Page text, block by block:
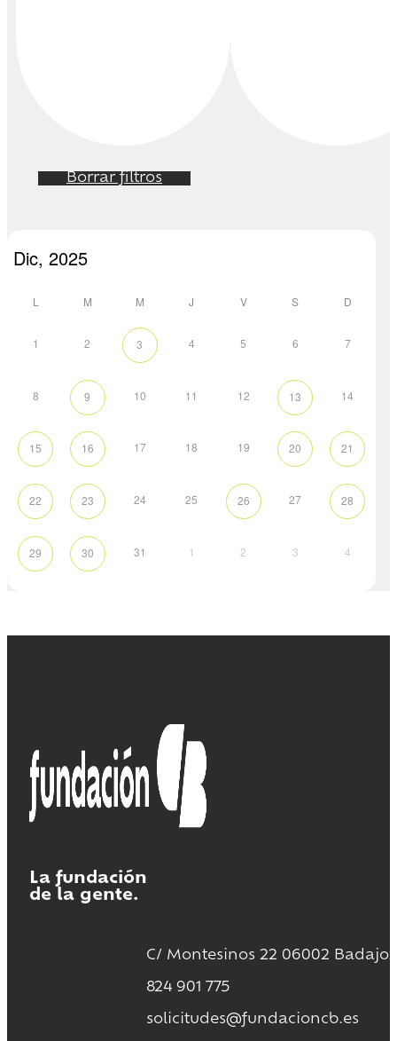
Borrar filtros
L M M J V S D
1 2 3 4 5 6 7
8 9 10 11 12 13 14
15 16 17 18 19 20 21
22 23 24 25 26 27 28
29 30 31 1 2 3 4
La fundación
de la gente.
C/ Montesinos 22 06002 Badajoz
824 901 775
solicitudes@fundacioncb.es